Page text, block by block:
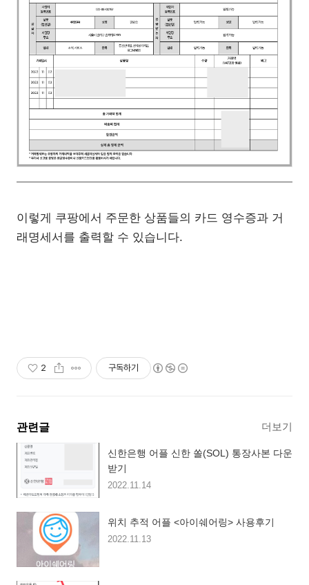
이렇게 쿠팡에서 주문한 상품들의 카드 영수증과 거
래명세서를 출력할 수 있습니다.
2 구독하기
관련글 더보기
신한은행 어플 신한 쏠(SOL) 통장사본 다운
받기
2022.11.14
위치 추적 어플 <아이쉐어링> 사용후기
2022.11.13